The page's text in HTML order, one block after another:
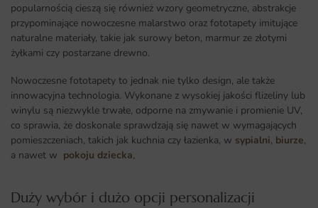
popularnością cieszą się również wzory geometryczne, abstrakcje
przypominające nowoczesne malarstwo oraz fototapety imitujące
naturalne materiały, takie jak surowy beton, marmur ze złotymi
żyłkami czy postarzane drewno.
Nowoczesne fototapety to jednak nie tylko design, ale także
innowacyjna technologia. Wykonane z wysokiej jakości flizeliny lub
winylu są niezwykle trwałe, odporne na zmywanie i promienie UV,
co sprawia, że doskonale sprawdzają się nawet w wymagających
pomieszczeniach, takich jak kuchnia czy łazienka, w sypialni, biurze,
a nawet w pokoju dziecka,
Duży wybór i dużo opcji personalizacji ​